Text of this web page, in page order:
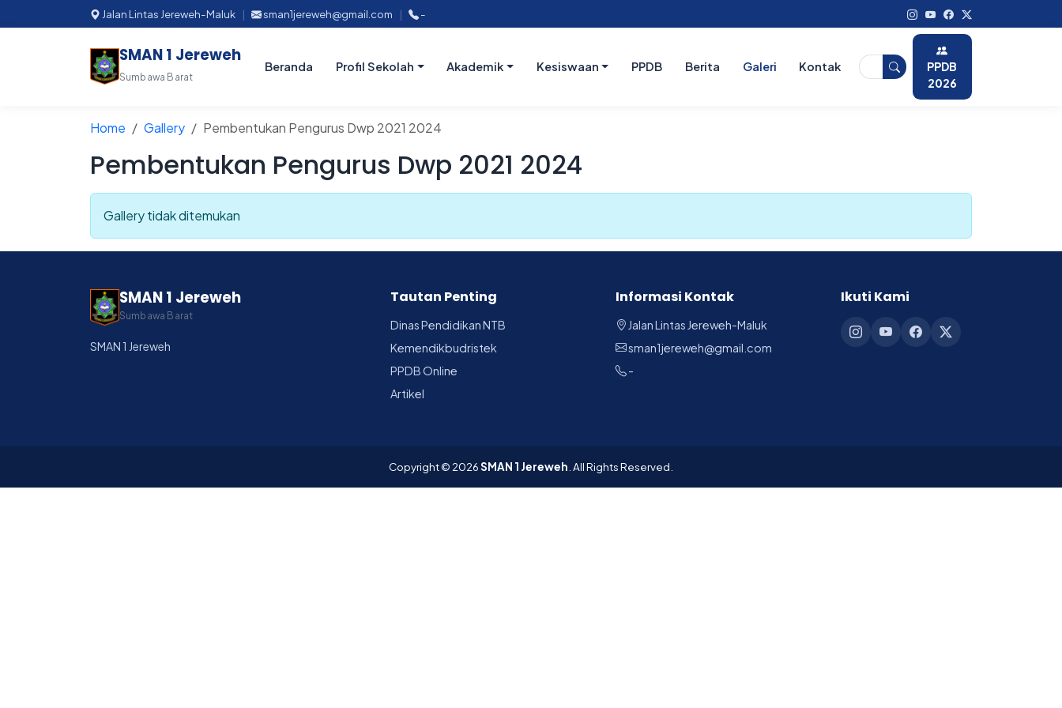
Jalan Lintas Jereweh-Maluk | sman1jereweh@gmail.com | -
SMAN 1 Jereweh
Sumbawa Barat
Beranda Profil Sekolah Akademik Kesiswaan PPDB Berita Galeri Kontak
PPDB
2026
Home Gallery Pembentukan Pengurus Dwp 2021 2024
Pembentukan Pengurus Dwp 2021 2024
Gallery tidak ditemukan
SMAN 1 Jereweh
Sumbawa Barat
SMAN 1 Jereweh
Tautan Penting
Dinas Pendidikan NTB
Kemendikbudristek
PPDB Online
Artikel
Informasi Kontak
Jalan Lintas Jereweh-Maluk
sman1jereweh@gmail.com
-
Ikuti Kami
Copyright © 2026SMAN 1 Jereweh . All Rights Reserved.